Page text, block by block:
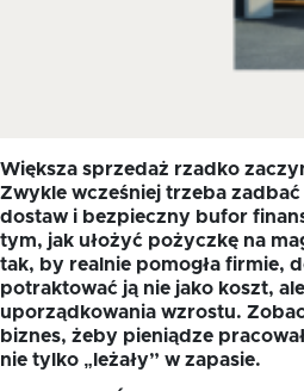
Większa sprzedaż rzadko
Zwykle wcześniej trzeba
dostaw i bezpieczny bufor
tym, jak ułożyć pożyczkę na
tak, by realnie pomogła firmie,
potraktować ją nie jako koszt,
uporządkowania wzrostu.
biznes, żeby pieniądze
nie tylko „leżały” w zapasie.